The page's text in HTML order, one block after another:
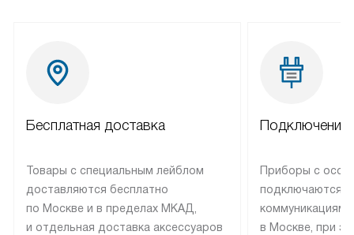
Бесплатная доставка
Товары с специальным лейблом
доставляются бесплатно
по Москве и в пределах МКАД,
и отдельная доставка аксессуаров
Подключение
Приборы с
подключаются к
коммуникациям
в Москве, при